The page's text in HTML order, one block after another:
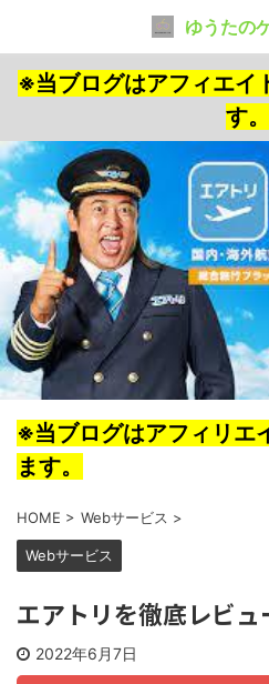
ゆうたの
※当ブログはアフィエイ
す。
※当ブログはアフィリエ
ます。
HOME > Webサービス >
Webサービス
エアトリを徹底レビュ
2022年6月7日